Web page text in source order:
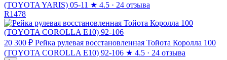
(TOYOTA YARIS) 05-11 ★ 4.5 · 24 отзыва
R1478
20 300 ₽ Рейка рулевая восстановленная Тойота Королла 100
(TOYOTA COROLLA E10) 92-106 ★ 4.5 · 24 отзыва